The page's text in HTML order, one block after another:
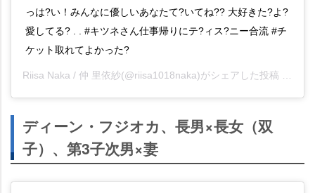
っは?い！みんなに優しいあなたて?いてね?? 大好きた?よ?
愛してる? . . #キツネさん仕事帰りにテ?ィス?ニー合流 #チ
ケット取れてよかった?
Riisa Naka / 仲 里依紗(@riisa1018naka)がシェアした投稿 - 2020
ディーン・フジオカ、長男×長女（双
子）、第3子次男×妻